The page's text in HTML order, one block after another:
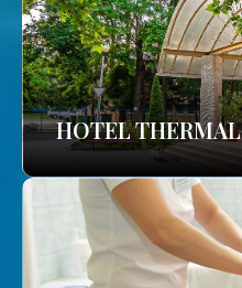
HOTEL THERMAL